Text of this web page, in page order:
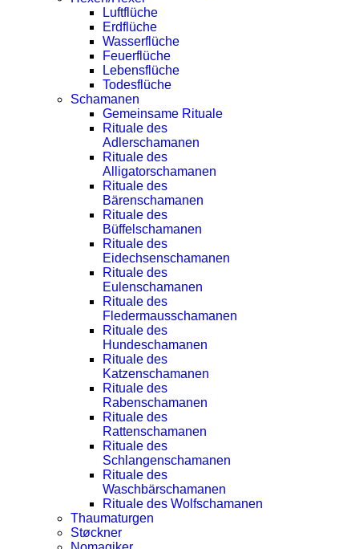
Luftflüche
Erdflüche
Wasserflüche
Feuerflüche
Lebensflüche
Todesflüche
Schamanen
Gemeinsame Rituale
Rituale des
Adlerschamanen
Rituale des
Alligatorschamanen
Rituale des
Bärenschamanen
Rituale des
Büffelschamanen
Rituale des
Eidechsenschamanen
Rituale des
Eulenschamanen
Rituale des
Fledermausschamanen
Rituale des
Hundeschamanen
Rituale des
Katzenschamanen
Rituale des
Rabenschamanen
Rituale des
Rattenschamanen
Rituale des
Schlangenschamanen
Rituale des
Waschbärschamanen
Rituale des Wolfschamanen
Thaumaturgen
Støckner